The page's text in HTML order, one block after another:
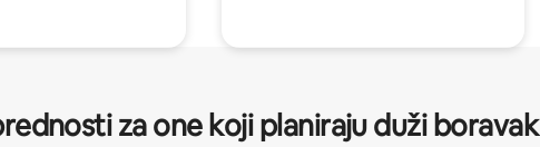
za one koji planiraju duži boravak